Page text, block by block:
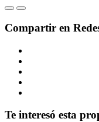
Compartir en
Te interesó esta